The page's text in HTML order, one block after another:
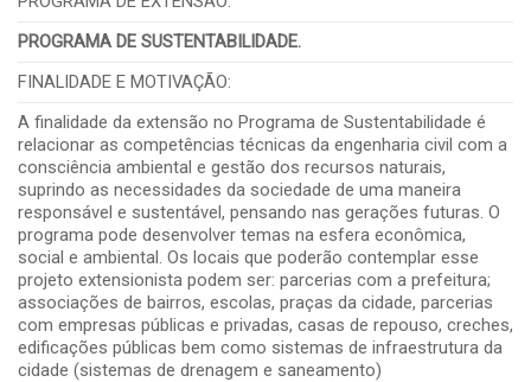
PROGRAMA DE SUSTENTABILIDADE.
FINALIDADE E MOTIVAÇÃO:
A finalidade da extensão no Programa de Sustentabilidade é
relacionar as competências técnicas da engenharia civil com a
consciência ambiental e gestão dos recursos naturais,
suprindo as necessidades da sociedade de uma maneira
responsável e sustentável, pensando nas gerações futuras. O
programa pode desenvolver temas na esfera econômica,
social e ambiental. Os locais que poderão contemplar esse
projeto extensionista podem ser: parcerias com a prefeitura;
associações de bairros, escolas, praças da cidade, parcerias
com empresas públicas e privadas, casas de repouso, creches,
edificações públicas bem como sistemas de infraestrutura da
cidade (sistemas de drenagem e saneamento)